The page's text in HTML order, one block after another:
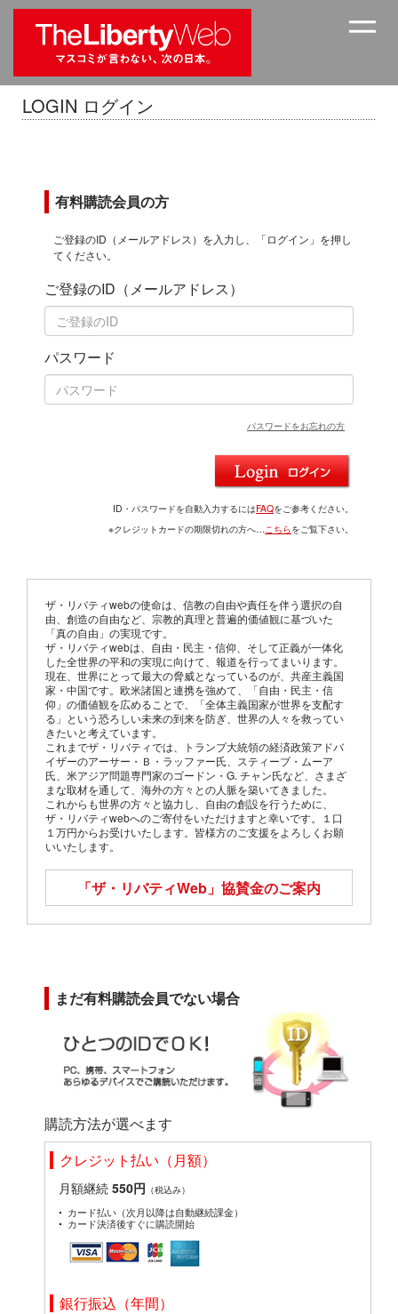
LOGIN ログイン
有料購読会員の方
ご登録のID（メールアドレス）を入力し、「ログイン」を押し
てください。
ご登録のID（メールアドレス）
パスワード
パスワードをお忘れの方
ID・パスワードを自動入力するにはFAQをご参考ください。
※クレジットカードの期限切れの方へ…こちらをご覧下さい。
ザ・リバティwebの使命は、信教の自由や責任を伴う選択の自
由、創造の自由など、宗教的真理と普遍的価値観に基づいた
「真の自由」の実現です。
ザ・リバティwebは、自由・民主・信仰、そして正義が一体化
した全世界の平和の実現に向けて、報道を行ってまいります。
現在、世界にとって最大の脅威となっているのが、共産主義国
家・中国です。欧米諸国と連携を強めて、「自由・民主・信
仰」の価値観を広めることで、「全体主義国家が世界を支配す
る」という恐ろしい未来の到来を防ぎ、世界の人々を救ってい
きたいと考えています。
これまでザ・リバティでは、トランプ大統領の経済政策アドバ
イザーのアーサー・Ｂ・ラッファー氏、スティーブ・ムーア
氏、米アジア問題専門家のゴードン・G. チャン氏など、さまざ
まな取材を通して、海外の方々との人脈を築いてきました。
これからも世界の方々と協力し、自由の創設を行うために、
ザ・リバティwebへのご寄付をいただけますと幸いです。１口
１万円からお受けいたします。皆様方のご支援をよろしくお願
いいたします。
「ザ・リバティWeb」 協賛金のご案内
まだ有料購読会員でない場合
購読方法が選べます
クレジット払い（月額）
月額継続 550円 （税込み）
カード払い（次月以降は自動継続課金）
カード決済後すぐに購読開始
銀行振込（年間）